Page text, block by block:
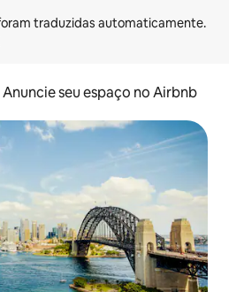
Anuncie seu espaço no Airbnb